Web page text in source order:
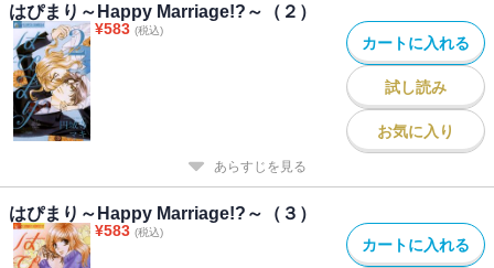
はぴまり～Happy Marriage!?～（２）
¥583 (税込)
カートに入れる
試し読み
お気に入り
あらすじを見る
はぴまり～Happy Marriage!?～（３）
¥583 (税込)
カートに入れる